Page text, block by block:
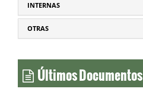
INTERNAS
OTRAS
Últimos Documentos